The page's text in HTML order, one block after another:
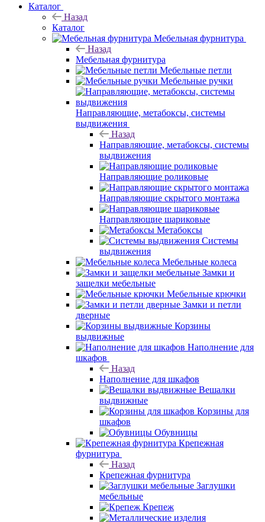
Каталог
Назад
Каталог
Мебельная фурнитура
Назад
Мебельная фурнитура
Мебельные петли
Мебельные ручки
Направляющие, метабоксы, системы
выдвижения
Назад
Направляющие, метабоксы, системы
выдвижения
Направляющие роликовые
Направляющие скрытого монтажа
Направляющие шариковые
Метабоксы
Системы
выдвижения
Мебельные колеса
Замки и
защелки мебельные
Мебельные крючки
Замки и петли
дверные
Корзины
выдвижные
Наполнение для
шкафов
Назад
Наполнение для шкафов
Вешалки
выдвижные
Корзины для
шкафов
Обувницы
Крепежная
фурнитура
Назад
Крепежная фурнитура
Заглушки
мебельные
Крепеж